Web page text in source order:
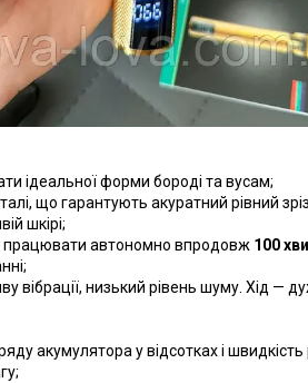
ідеальної форми бороді та вусам;
що гарантують акуратний рівний
шкірі;
працювати автономно впродовж 100
вібрації, низький рівень шуму. Хід —
акумулятора у відсотках і